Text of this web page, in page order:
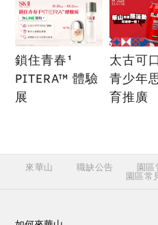
鎖住青春¹
PITERA™ 體驗
展
太古可
青少年
育推廣
來華山 職缺公告 園區
園區常